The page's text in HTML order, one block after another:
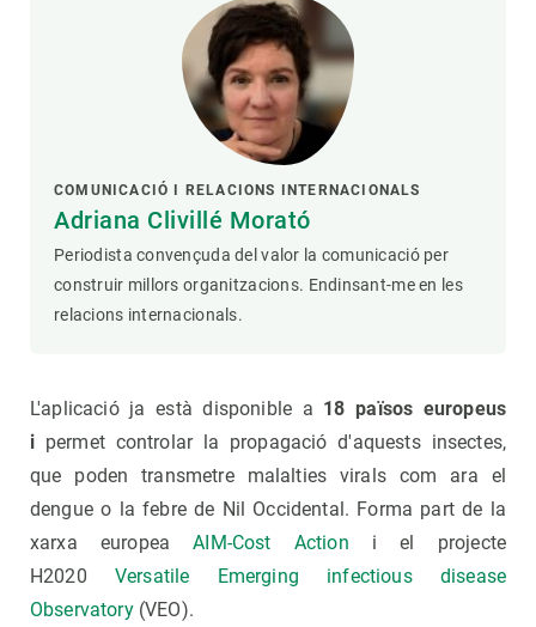
COMUNICACIÓ I RELACIONS INTERNACIONALS
Adriana Clivillé Morató
Periodista convençuda del valor la comunicació per
construir millors organitzacions. Endinsant-me en les
relacions internacionals.
L'aplicació ja està disponible a 18 països europeus
i permet controlar la propagació d'aquests insectes,
que poden transmetre malalties virals com ara el
dengue o la febre de Nil Occidental. Forma part de la
xarxa europeaAIM-Cost Action i el projecte
H2020 Versatile Emerging infectious disease
Observatory(VEO).